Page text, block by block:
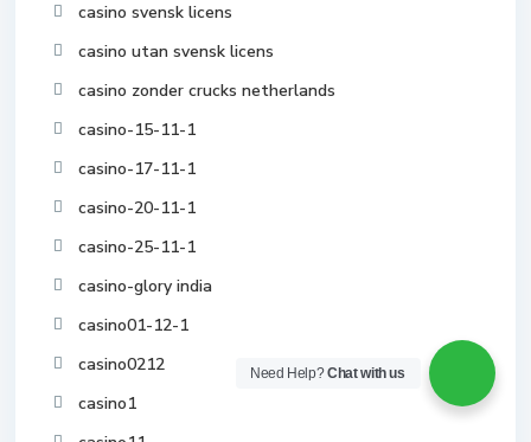
casino svensk licens
casino utan svensk licens
casino zonder crucks netherlands
casino-15-11-1
casino-17-11-1
casino-20-11-1
casino-25-11-1
casino-glory india
casino01-12-1
casino0212
casino1
Need Help?Chat with us